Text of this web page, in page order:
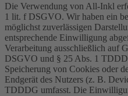
Die Verwendung von All-Inkl
1 lit. f DSGVO. Wir haben ein
möglichst zuverlässigen
entsprechende Einwilligung
Verarbeitung ausschließlich auf
DSGVO und § 25 Abs. 1
Speicherung von Cookies oder
Endgerät des Nutzers (z. B.
TDDDG umfasst. Die